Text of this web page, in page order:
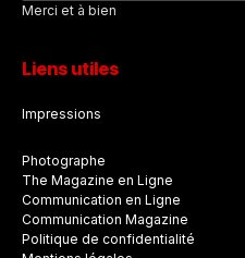
Merci et à bien
Liens utiles
Impressions
Photographe
The Magazine en Ligne
Communication en Ligne
Communication Magazine
Politique de confidentialité